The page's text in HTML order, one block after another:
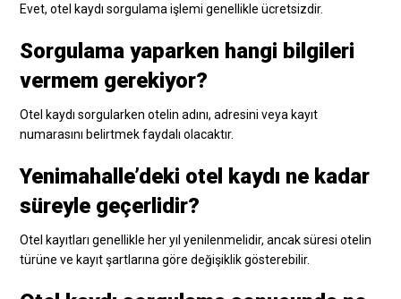
Evet, otel kaydı sorgulama işlemi genellikle ücretsizdir.
Sorgulama yaparken hangi bilgileri
vermem gerekiyor?
Otel kaydı sorgularken otelin adını, adresini veya kayıt
numarasını belirtmek faydalı olacaktır.
Yenimahalle’deki otel kaydı ne kadar
süreyle geçerlidir?
Otel kayıtları genellikle her yıl yenilenmelidir, ancak süresi otelin
türüne ve kayıt şartlarına göre değişiklik gösterebilir.